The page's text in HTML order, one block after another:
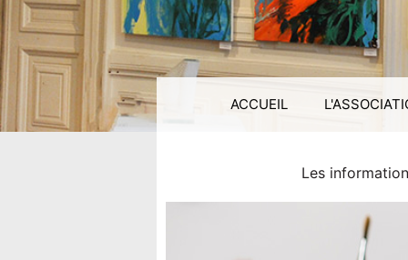
ACCUEIL
Les